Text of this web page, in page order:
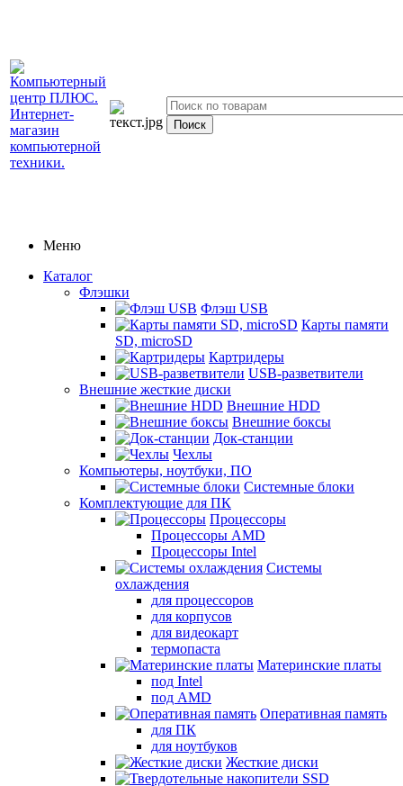
Меню
Каталог
Флэшки
Флэш USB
Карты памяти
SD, microSD
Картридеры
USB-разветвители
Внешние жесткие диски
Внешние HDD
Внешние боксы
Док-станции
Чехлы
Компьютеры, ноутбуки, ПО
Системные блоки
Комплектующие для ПК
Процессоры
Процессоры AMD
Процессоры Intel
Системы
охлаждения
для процессоров
для корпусов
для видеокарт
термопаста
Материнские платы
под Intel
под AMD
Оперативная память
для ПК
для ноутбуков
Жесткие диски